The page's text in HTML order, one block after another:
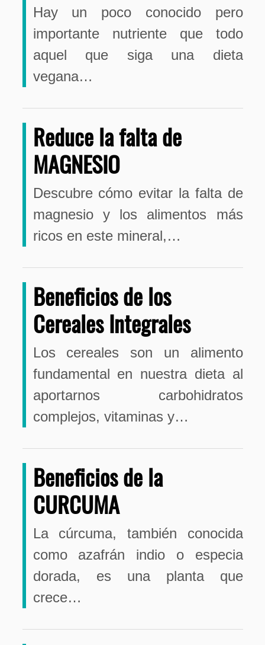
Hay un poco conocido pero
importante nutriente que todo
aquel que siga una dieta
vegana…
Reduce la falta de
MAGNESIO
Descubre cómo evitar la falta de
magnesio y los alimentos más
ricos en este mineral,…
Beneficios de los
Cereales Integrales
Los cereales son un alimento
fundamental en nuestra dieta al
aportarnos carbohidratos
complejos, vitaminas y…
Beneficios de la
CURCUMA
La cúrcuma, también conocida
como azafrán indio o especia
dorada, es una planta que
crece…